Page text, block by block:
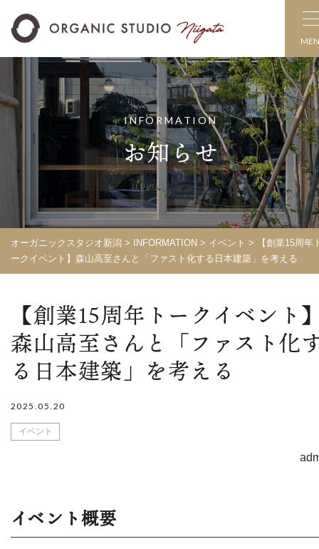
INFORMATION
お知らせ
オーガニックスタジオ新潟 > INFORMATION > イベント > 【創業15周年
ークイベント】森山高至さんと「ファスト化する日本建築」を考える
【創業15周年トークイベント
森山高至さんと「ファスト化
る日本建築」を考える
2025.05.20
イベント
イベント概要